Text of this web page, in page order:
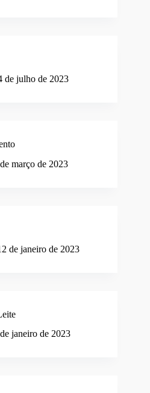
de julho de 2023
março de 2023
de janeiro de 2023
janeiro de 2023